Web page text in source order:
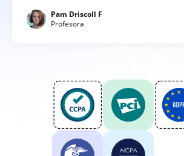
Pam Driscoll F
Profesora